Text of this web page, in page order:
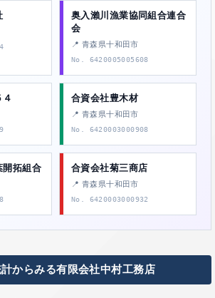
奥入瀨川漁業協同組合連合
会
📍 青森県十和田市
No. 6420005005608
合資会社豊木材
📍 青森県十和田市
No. 6420003000908
開拓組合 合資会社菊三商店
📍 青森県十和田市
No. 6420003000932
からみる有限会社中村工務店